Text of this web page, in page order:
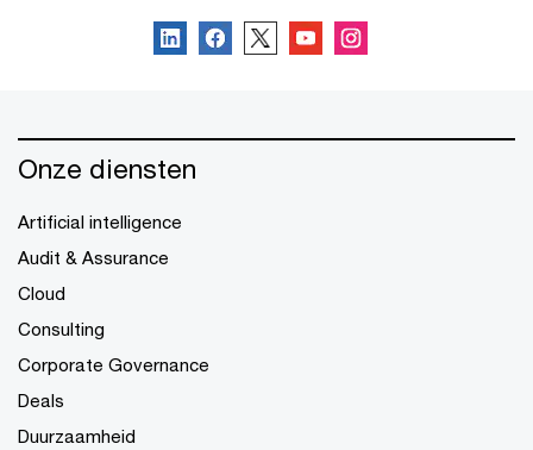
Onze diensten
Artificial intelligence
Audit & Assurance
Cloud
Consulting
Corporate Governance
Deals
Duurzaamheid